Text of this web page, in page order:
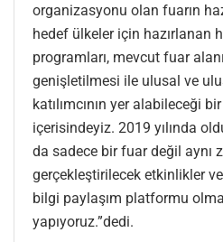
organizasyonu olan fuarın
hedef ülkeler için hazırlanan
programları, mevcut fuar
genişletilmesi ile ulusal ve
katılımcının yer alabileceği
içerisindeyiz. 2019 yılında
da sadece bir fuar değil aynı
gerçekleştirilecek etkinlikler
bilgi paylaşım platformu
yapıyoruz.”dedi.